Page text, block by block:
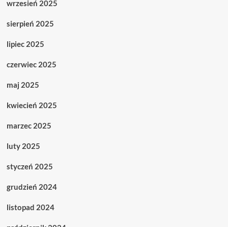
wrzesień 2025
sierpień 2025
lipiec 2025
czerwiec 2025
maj 2025
kwiecień 2025
marzec 2025
luty 2025
styczeń 2025
grudzień 2024
listopad 2024